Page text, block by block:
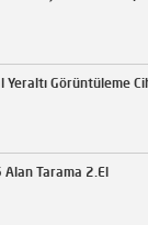
Yeraltı Görüntüleme
Tarama 2.El